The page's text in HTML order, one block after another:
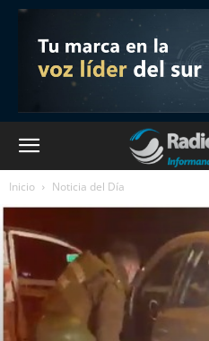
Inicio Noticia del Día